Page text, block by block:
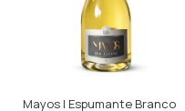
Mayos | Espumante Branco